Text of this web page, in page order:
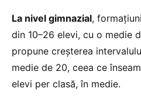
La nivel gimnazial,
din 10–26 elevi, cu o medie
propune creșterea
medie de 20, ceea ce
elevi per clasă, în medie.